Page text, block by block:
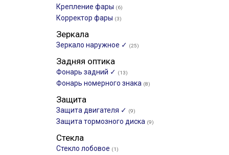
Крепление фары (6)
Корректор фары (3)
Зеркала
Зеркало наружное ✓ (25)
Задняя оптика
Фонарь задний ✓ (13)
Фонарь номерного знака (8)
Защита
Защита двигателя ✓ (9)
Защита тормозного диска (9)
Стекла
Стекло лобовое (1)